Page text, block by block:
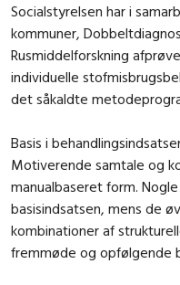
Socialstyrelsen har i
kommuner,
Rusmiddelforskning
individuelle
det såkaldte
Basis i
Motiverende samtale og
manualbaseret form.
basisindsatsen, mens de
kombinationer af
fremmøde og opfølgende